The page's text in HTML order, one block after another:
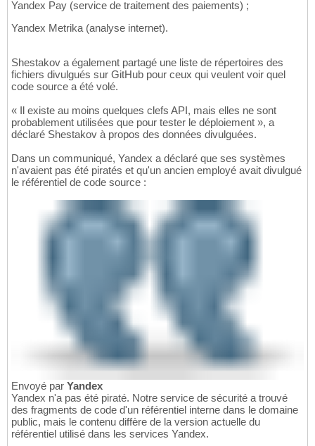
Yandex Pay (service de traitement des paiements) ;
Yandex Metrika (analyse internet).
Shestakov a également partagé une liste de répertoires des
fichiers divulgués sur GitHub pour ceux qui veulent voir quel
code source a été volé.
« Il existe au moins quelques clefs API, mais elles ne sont
probablement utilisées que pour tester le déploiement », a
déclaré Shestakov à propos des données divulguées.
Dans un communiqué, Yandex a déclaré que ses systèmes
n'avaient pas été piratés et qu'un ancien employé avait divulgué
le référentiel de code source :
Envoyé par Yandex
Yandex n'a pas été piraté. Notre service de sécurité a trouvé
des fragments de code d'un référentiel interne dans le domaine
public, mais le contenu diffère de la version actuelle du
référentiel utilisé dans les services Yandex.